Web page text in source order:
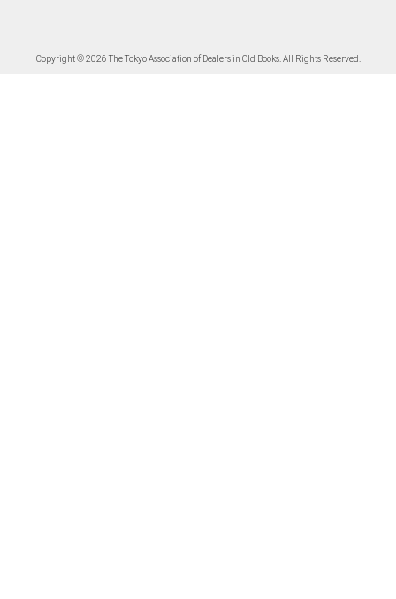
Copyright © 2026 The Tokyo Association of Dealers in Old Books. All Rights Reserved.